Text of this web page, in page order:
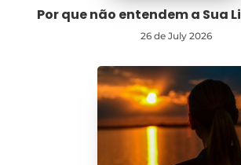
Por que não entendem a Sua
26 de July 2026